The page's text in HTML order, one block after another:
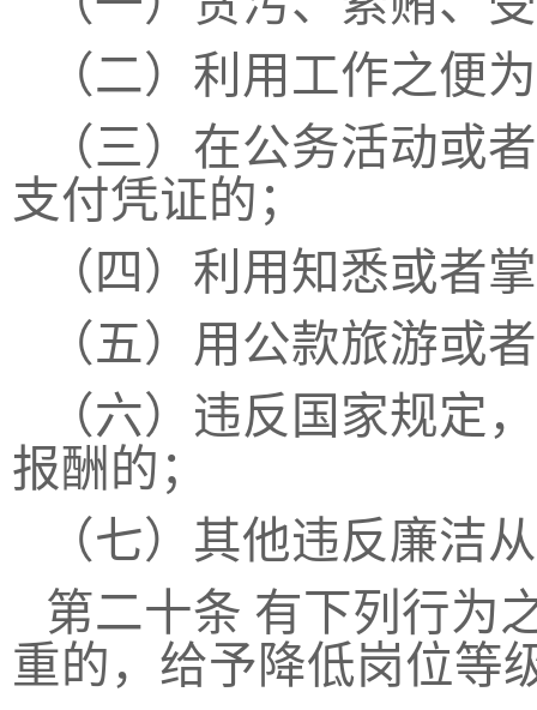
（二）利用工作之便
（三）在公务活动或
支付凭证的；
（四）利用知悉或者
（五）用公款旅游或
（六）违反国家规定
报酬的；
（七）其他违反廉洁
第二十条 有下列行为
重的，给予降低岗位等